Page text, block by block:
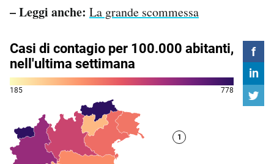
Hai bisogno di aiuto?
– Leggi anche: La grande scommessa